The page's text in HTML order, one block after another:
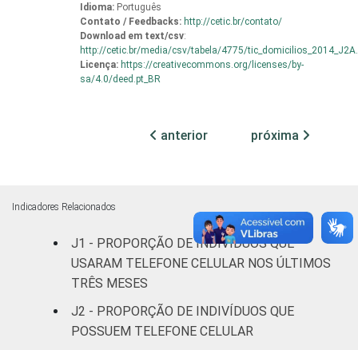
Faixa
etária
De 10 a 15
anos
28 49
De 16 a 24
De 25 a 34
De 45 a 59
anos
14 62 20 3
60 anos ou
mais
Idioma: Português
Contato / Feedbacks: http://cetic.br/contato/
Download em text/csv:
http://cetic.br/media/csv/tabela/4775/
Licença: https://creativecommons.org/licenses/by-
sa/4.0/deed.pt_BR
anterior próxima
Indicadores Relacionados
J1 - PROPORÇÃO DE INDIVÍDUOS QUE
USARAM TELEFONE CELULAR NOS ÚLTIMOS
TRÊS MESES
J2 - PROPORÇÃO DE INDIVÍDUOS QUE
POSSUEM TELEFONE CELULAR